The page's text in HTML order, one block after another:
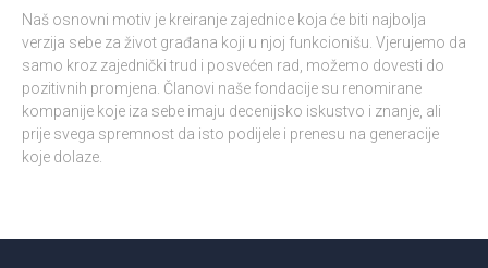
Naš osnovni motiv je kreiranje zajednice koja će biti najbolja
verzija sebe za život građana koji u njoj funkcionišu. Vjerujemo da
samo kroz zajednički trud i posvećen rad, možemo dovesti do
pozitivnih promjena. Članovi naše fondacije su renomirane
kompanije koje iza sebe imaju decenijsko iskustvo i znanje, ali
prije svega spremnost da isto podijele i prenesu na generacije
koje dolaze.